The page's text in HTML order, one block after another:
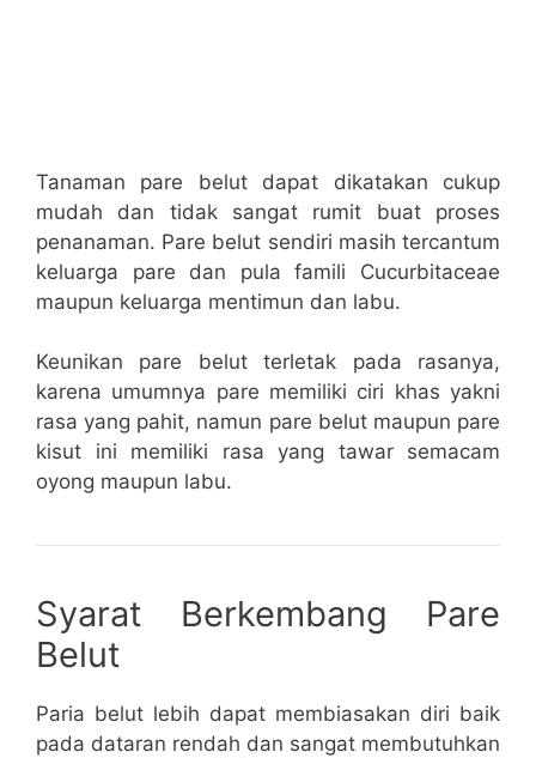
Tanaman pare belut dapat dikatakan cukup
mudah dan tidak sangat rumit buat proses
penanaman. Pare belut sendiri masih tercantum
keluarga pare dan pula famili Cucurbitaceae
maupun keluarga mentimun dan labu.
Keunikan pare belut terletak pada rasanya,
karena umumnya pare memiliki ciri khas yakni
rasa yang pahit, namun pare belut maupun pare
kisut ini memiliki rasa yang tawar semacam
oyong maupun labu.
Syarat Berkembang Pare
Belut
Paria belut lebih dapat membiasakan diri baik
pada dataran rendah dan sangat membutuhkan